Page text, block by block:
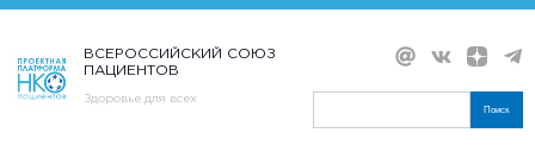
ВСЕРОССИЙСКИЙ СОЮЗ
ПАЦИЕНТОВ
Здоровье для всех
Поиск